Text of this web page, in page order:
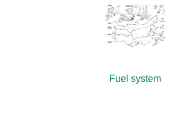
Fuel system